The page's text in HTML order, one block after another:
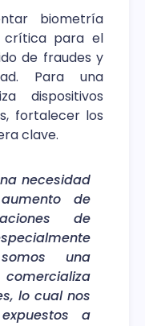
biometría
crítica para el
de fraudes y
Para una
dispositivos
fortalecer los
clave.
necesidad
de
de
una
lo cual nos
a